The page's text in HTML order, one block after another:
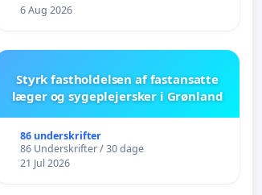
6 Aug 2026
Styrk fastholdelsen af fastansatte
læger og sygeplejersker i Grønland
86 underskrifter
86 Underskrifter / 30 dage
21 Jul 2026